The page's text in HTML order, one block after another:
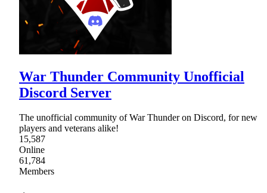
War Thunder Community Unofficial
Discord Server
The unofficial community of War Thunder on Discord, for new
players and veterans alike!
15,587
Online
61,784
Members